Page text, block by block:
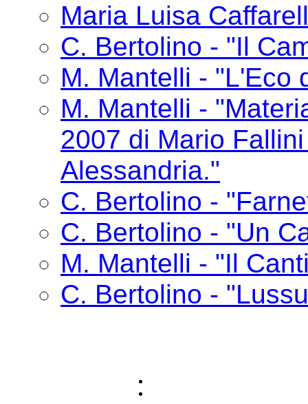
Maria Luisa
C. Bertolino - "Il
M. Mantelli - "L'Eco
M. Mantelli -
2007 di Mario
Alessandria."
C. Bertolino -
C. Bertolino - "Un
M. Mantelli - "Il
C. Bertolino -